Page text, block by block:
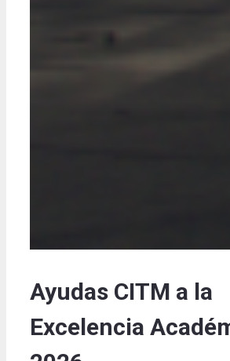
Ayudas CITM a la
Excelencia